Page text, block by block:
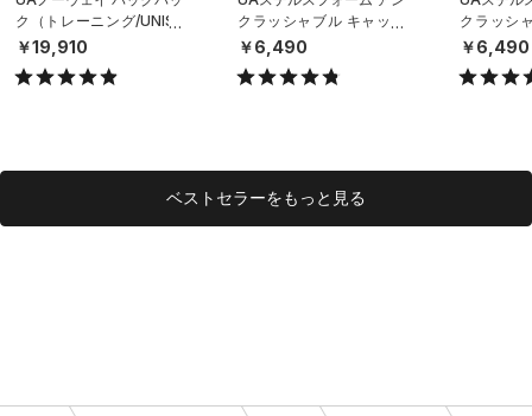
ク（トレーニング/UNISE
X）
￥19,910
クラッシャブル キャップ
（ライフスタイル/UNISE
￥6,490
クラッシ
（ライフ
￥6,490
ベストセラーをもっと見る